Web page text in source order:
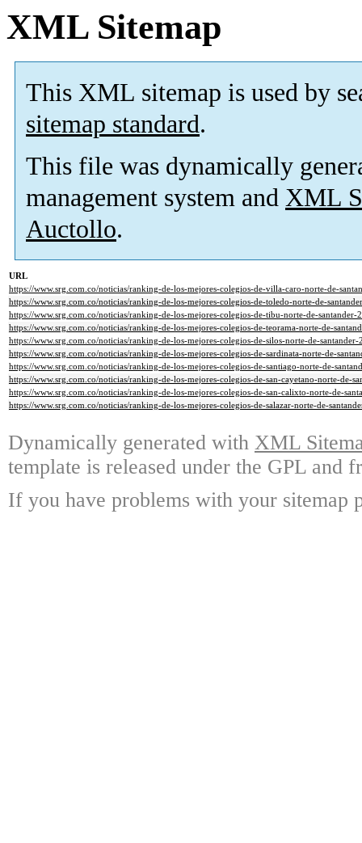
XML Sitemap
This XML sitemap is used by
sitemap standard.
This file was dynamically
management system and XML
Auctollo.
URL
https://www.srg.com.co/noticias/ranking-de-los-mejores-colegios-de-villa-caro-norte-de-
https://www.srg.com.co/noticias/ranking-de-los-mejores-colegios-de-toledo-norte-de-
https://www.srg.com.co/noticias/ranking-de-los-mejores-colegios-de-tibu-norte-de-santander-
https://www.srg.com.co/noticias/ranking-de-los-mejores-colegios-de-teorama-norte-de-
https://www.srg.com.co/noticias/ranking-de-los-mejores-colegios-de-silos-norte-de-
https://www.srg.com.co/noticias/ranking-de-los-mejores-colegios-de-sardinata-norte-de-
https://www.srg.com.co/noticias/ranking-de-los-mejores-colegios-de-santiago-norte-de-
https://www.srg.com.co/noticias/ranking-de-los-mejores-colegios-de-san-cayetano-norte-de-
https://www.srg.com.co/noticias/ranking-de-los-mejores-colegios-de-san-calixto-norte-de-
https://www.srg.com.co/noticias/ranking-de-los-mejores-colegios-de-salazar-norte-de-
Dynamically generated with XML
template is released under the GPL and
If you have problems with your sitemap